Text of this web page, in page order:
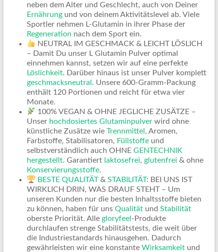
neben dem Alter und Geschlecht, auch von Deiner
Ernährungund von deinem Aktivitätslevel ab. Viele
Sportler nehmen L-Glutamin in ihrer Phase der
Regeneration nach dem Sport ein.
NEUTRAL IM GESCHMACK & LEICHT LÖSLICH
– Damit Du unser L Glutamin Pulver optimal
einnehmen kannst, setzen wir auf eine perfekte
Löslichkeit. Darüber hinaus ist unser Pulver komplett
geschmacksneutral . Unsere 600-Gramm-Packung
enthält 120 Portionen und reicht für etwa vier
Monate.
100% VEGAN & OHNE JEGLICHE ZUSÄTZE –
Unser hochdosiertes Glutaminpulverwird ohne
künstliche Zusätze wie Trennmittel , Aromen,
Farbstoffe, Stabilisatoren, Füllstoffeund
selbstverständlich auch OHNE GENTECHNIK
hergestellt. Garantiert laktosefrei, glutenfrei & ohne
Konservierungsstoffe.
BESTE QUALITÄT& STABILITÄT: BEI UNS IST
WIRKLICH DRIN, WAS DRAUF STEHT – Um
unseren Kunden nur die besten Inhaltsstoffe bieten
zu können, haben für uns Qualitätund Stabilität
oberste Priorität. Alle gloryfeel -Produkte
durchlaufen strenge Stabilitätstests, die weit über
die Industriestandards hinausgehen. Dadurch
gewährleisten wir eine konstante Wirksamkeitund